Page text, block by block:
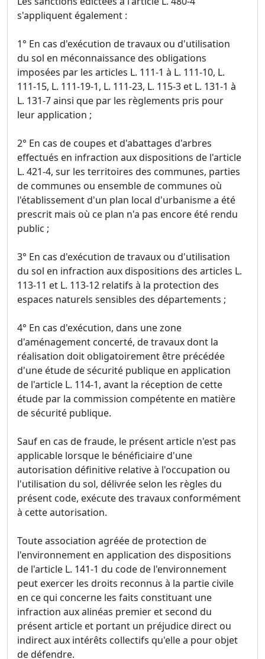
s'appliquent également :
1° En cas d'exécution de travaux ou d'utilisation
du sol en méconnaissance des obligations
imposées par les articles L. 111-1 à L. 111-10, L.
111-15, L. 111-19-1, L. 111-23, L. 115-3 et L. 131-1 à
L. 131-7 ainsi que par les règlements pris pour
leur application ;
2° En cas de coupes et d'abattages d'arbres
effectués en infraction aux dispositions de l'article
L. 421-4, sur les territoires des communes, parties
de communes ou ensemble de communes où
l'établissement d'un plan local d'urbanisme a été
prescrit mais où ce plan n'a pas encore été rendu
public ;
3° En cas d'exécution de travaux ou d'utilisation
du sol en infraction aux dispositions des articles L.
113-11 et L. 113-12 relatifs à la protection des
espaces naturels sensibles des départements ;
4° En cas d'exécution, dans une zone
d'aménagement concerté, de travaux dont la
réalisation doit obligatoirement être précédée
d'une étude de sécurité publique en application
de l'article L. 114-1, avant la réception de cette
étude par la commission compétente en matière
de sécurité publique.
Sauf en cas de fraude, le présent article n'est pas
applicable lorsque le bénéficiaire d'une
autorisation définitive relative à l'occupation ou
l'utilisation du sol, délivrée selon les règles du
présent code, exécute des travaux conformément
à cette autorisation.
Toute association agréée de protection de
l'environnement en application des dispositions
de l'article L. 141-1 du code de l'environnement
peut exercer les droits reconnus à la partie civile
en ce qui concerne les faits constituant une
infraction aux alinéas premier et second du
présent article et portant un préjudice direct ou
indirect aux intérêts collectifs qu'elle a pour objet
de défendre.